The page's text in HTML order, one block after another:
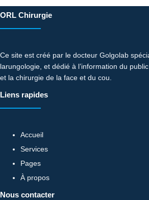
ORL Chirurgie
Ce site est créé par le docteur Golgolab
larungologie, et dédié à l’information du
et la chirurgie de la face et du cou.
Liens rapides
Accueil
Services
Pages
À propos
Nous contacter